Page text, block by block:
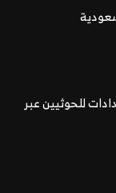
للحوثيين عبر